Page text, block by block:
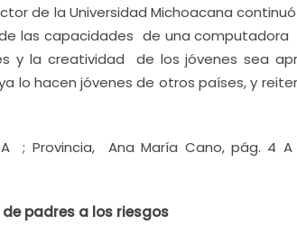
de la Universidad Michoacana
las capacidades de una computadora
y la creatividad de los jóvenes sea
lo hacen jóvenes de otros países, y
; Provincia, Ana María Cano, pág. 4 A
padres a los riesgos